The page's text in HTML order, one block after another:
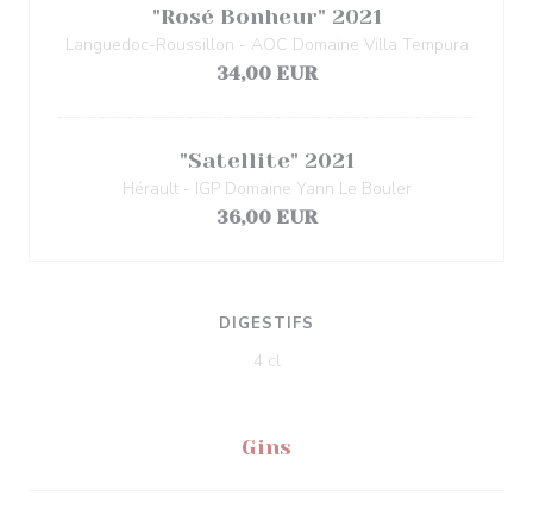
"Rosé Bonheur" 2021
Languedoc-Roussillon - AOC Domaine Villa Tempura
34,00 EUR
"Satellite" 2021
Hérault - IGP Domaine Yann Le Bouler
36,00 EUR
DIGESTIFS
4 cl
Gins